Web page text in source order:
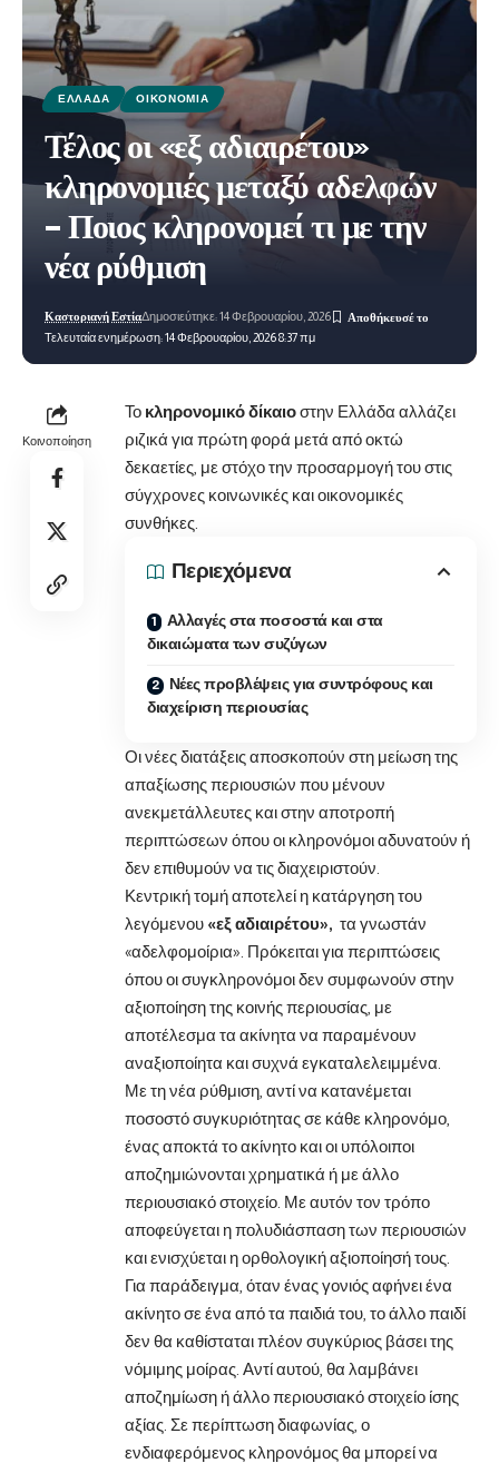
ΕΛΛΆΔΑ ΟΙΚΟΝΟΜΊΑ
Τέλος οι «εξ αδιαιρέτου»
κληρονομιές μεταξύ αδελφών
– Ποιος κληρονομεί τι με την
νέα ρύθμιση
Τελευταία ενημέρωση: 14 Φεβρουαρίου, 2026 8:37 πμ
Καστοριανή ΕστίαΔημοσιεύτηκε: 14 Φεβρουαρίου, 2026
Κοινοποίηση
Το κληρονομικό δίκαιοστην Ελλάδα αλλάζει
ριζικά για πρώτη φορά μετά από οκτώ
δεκαετίες, με στόχο την προσαρμογή του στις
σύγχρονες κοινωνικές και οικονομικές
συνθήκες.
Περιεχόμενα
Αλλαγές στα ποσοστά και στα
δικαιώματα των συζύγων
Νέες προβλέψεις για συντρόφους και
διαχείριση περιουσίας
Οι νέες διατάξεις αποσκοπούν στη μείωση της
απαξίωσης περιουσιών που μένουν
ανεκμετάλλευτες και στην αποτροπή
περιπτώσεων όπου οι κληρονόμοι αδυνατούν ή
δεν επιθυμούν να τις διαχειριστούν.
Κεντρική τομή αποτελεί η κατάργηση του
λεγόμενου «εξ αδιαιρέτου», τα γνωστάν
«αδελφομοίρια». Πρόκειται για περιπτώσεις
όπου οι συγκληρονόμοι δεν συμφωνούν στην
αξιοποίηση της κοινής περιουσίας, με
αποτέλεσμα τα ακίνητα να παραμένουν
αναξιοποίητα και συχνά εγκαταλελειμμένα.
Με τη νέα ρύθμιση, αντί να κατανέμεται
ποσοστό συγκυριότητας σε κάθε κληρονόμο,
ένας αποκτά το ακίνητο και οι υπόλοιποι
αποζημιώνονται χρηματικά ή με άλλο
περιουσιακό στοιχείο. Με αυτόν τον τρόπο
αποφεύγεται η πολυδιάσπαση των περιουσιών
και ενισχύεται η ορθολογική αξιοποίησή τους.
Για παράδειγμα, όταν ένας γονιός αφήνει ένα
ακίνητο σε ένα από τα παιδιά του, το άλλο παιδί
δεν θα καθίσταται πλέον συγκύριος βάσει της
νόμιμης μοίρας. Αντί αυτού, θα λαμβάνει
αποζημίωση ή άλλο περιουσιακό στοιχείο ίσης
αξίας. Σε περίπτωση διαφωνίας, ο
ενδιαφερόμενος κληρονόμος θα μπορεί να